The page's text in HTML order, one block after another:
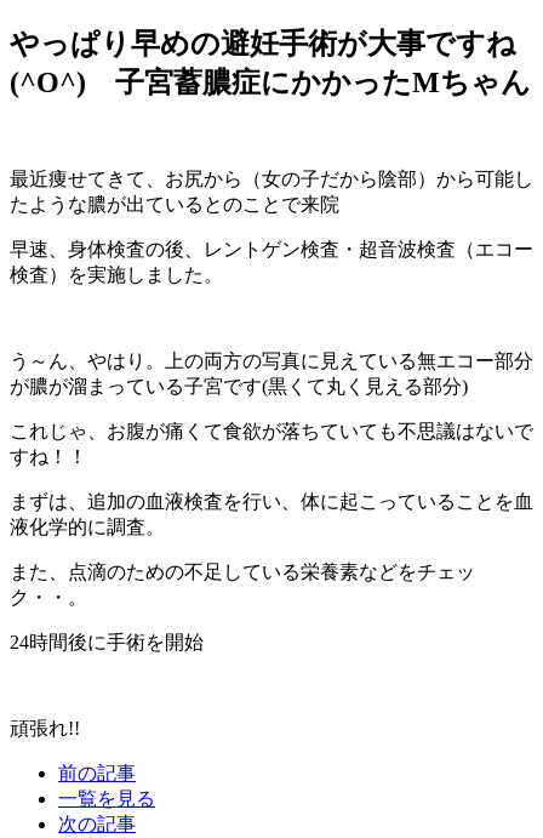
やっぱり早めの避妊手術が大事ですね
(^O^) 子宮蓄膿症にかかったMちゃん
最近痩せてきて、お尻から（女の子だから陰部）から可能し
たような膿が出ているとのことで来院
早速、身体検査の後、レントゲン検査・超音波検査（エコー
検査）を実施しました。
う～ん、やはり。上の両方の写真に見えている無エコー部分
が膿が溜まっている子宮です(黒くて丸く見える部分)
これじゃ、お腹が痛くて食欲が落ちていても不思議はないで
すね！！
まずは、追加の血液検査を行い、体に起こっていることを血
液化学的に調査。
また、点滴のための不足している栄養素などをチェッ
ク・・。
24時間後に手術を開始
頑張れ!!
前の記事
一覧を見る
次の記事